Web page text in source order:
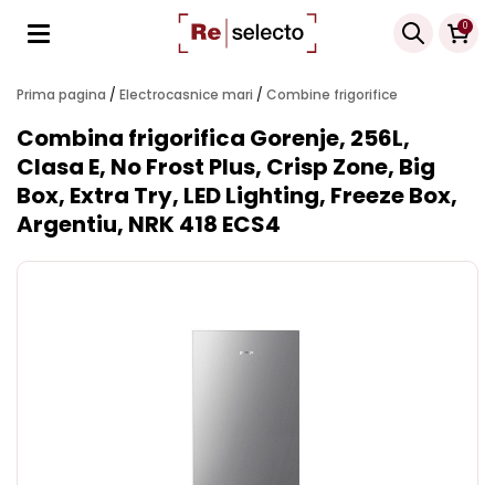
0
Products
search
Prima pagina / Electrocasnice mari / Combine frigorifice
Combina frigorifica Gorenje, 256L,
Clasa E, No Frost Plus, Crisp Zone, Big
Box, Extra Try, LED Lighting, Freeze Box,
Argentiu, NRK 418 ECS4